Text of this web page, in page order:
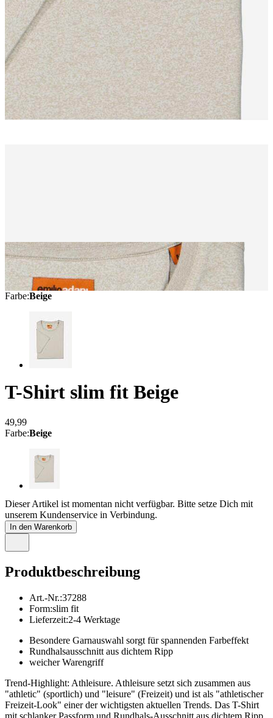
Farbe:Beige
T-Shirt slim fit Beige
49,99
Farbe:Beige
Dieser Artikel ist momentan nicht verfügbar. Bitte setze Dich mit
unserem Kundenservice in Verbindung.
In den Warenkorb
Produktbeschreibung
Art.-Nr.:37288
Form:slim fit
Lieferzeit:2-4 Werktage
Besondere Garnauswahl sorgt für spannenden Farbeffekt
Rundhalsausschnitt aus dichtem Ripp
weicher Warengriff
Trend-Highlight: Athleisure. Athleisure setzt sich zusammen aus
"athletic" (sportlich) und "leisure" (Freizeit) und ist als "athletischer
Freizeit-Look" einer der wichtigsten aktuellen Trends. Das T-Shirt